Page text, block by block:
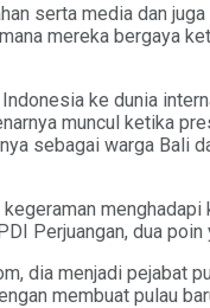
serta media dan
mereka bergaya
ke dunia
muncul ketika
sebagai warga Bali
Perjuangan, dua poin
dia menjadi pejabat
membuat pulau